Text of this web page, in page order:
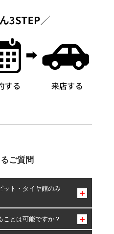
ご質問
ット・タイヤ館のみ
みとなります。
ことは可能ですか？